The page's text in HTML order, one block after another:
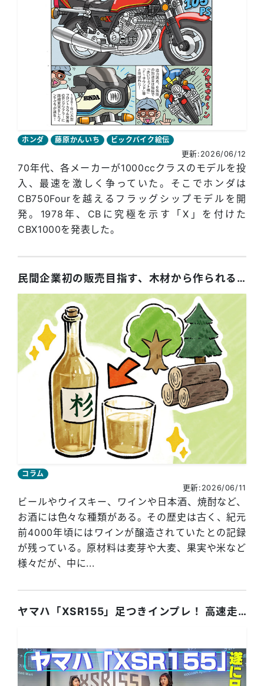
ホンダ 藤原かんいち
ビックバイク絵伝
更新:2026/06/12
70年代、各メーカーが1000ccクラスのモデルを投
入、最速を激しく争っていた。そこでホンダは
CB750Fourを越えるフラッグシップモデルを開
発。1978年、CBに究極を示す「X」を付けた
CBX1000を発表した。
コラム
更新:2026/06/11
民間企業初の販売目指す、木材から作られる「木のお酒」。新たな間伐材の活用方法の一つとして注目
ビールやウイスキー、ワインや日本酒、焼酎など、
お酒には色々な種類がある。その歴史は古く、紀元
前4000年頃にはワインが醸造されていたとの記録
が残っている。原材料は麦芽や大麦、果実や米など
様々だが、中に...
ヤマハ「XSR155」足つきインプレ！ 高速走行OKな155ccモデルがついに日本正式発売！